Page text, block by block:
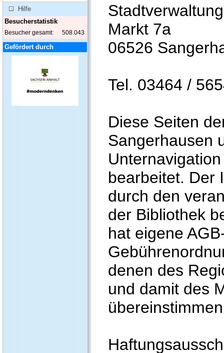
Hilfe
Besucherstatistik
Besucher gesamt: 508.043
Gefördert durch
Stadtverwaltung
Markt 7a
06526
Tel. 03464 /
Diese Seiten
Sangerhausen
bearbeitet. Der
durch den
der Bibliothek
hat eigene
denen des
und damit des